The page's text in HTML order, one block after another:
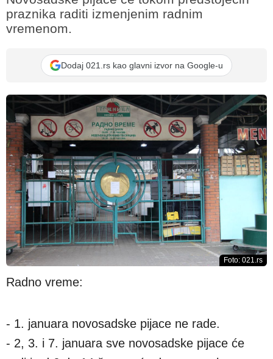
praznika raditi izmenjenim radnim
vremenom.
Dodaj 021.rs kao glavni izvor na Google-u
Foto: 021.rs
Radno vreme:
- 1. januara novosadske pijace ne rade.
- 2, 3. i 7. januara sve novosadske pijace će